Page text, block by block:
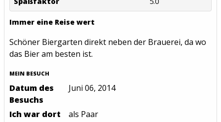
Immer eine Reise wert
Schöner Biergarten direkt neben der Brauerei, da wo
das Bier am besten ist.
MEIN BESUCH
Datum des
Besuchs
Juni 06, 2014
Ich war dort als Paar